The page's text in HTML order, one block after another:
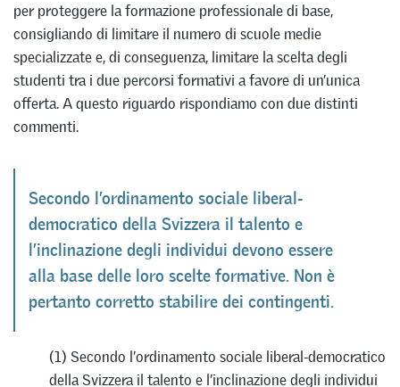
per proteggere la formazione professionale di base,
consigliando di limitare il numero di scuole medie
specializzate e, di conseguenza, limitare la scelta degli
studenti tra i due percorsi formativi a favore di un’unica
offerta. A questo riguardo rispondiamo con due distinti
commenti.
Secondo l’ordinamento sociale liberal-
democratico della Svizzera il talento e
l’inclinazione degli individui devono essere
alla base delle loro scelte formative. Non è
pertanto corretto stabilire dei contingenti.
(1) Secondo l’ordinamento sociale liberal-democratico
della Svizzera il talento e l’inclinazione degli individui